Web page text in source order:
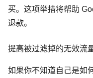
买。这项举措将帮助
退款。
提高被过滤掉的无效流
如果你不知道自己是如